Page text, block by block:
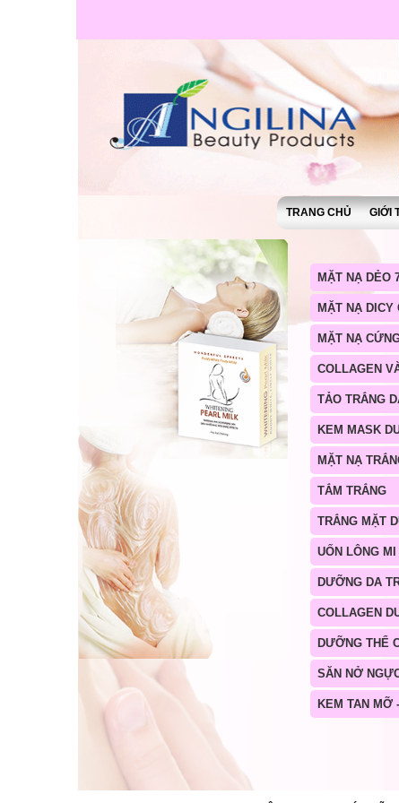
TRANG CHỦ GIỚI
MẶT NẠ DẺO
MẶT NẠ DICY
MẶT NẠ
COLLAGEN
TẢO TRẮNG
KEM MASK
MẶT NẠ
TẮM TRẮNG
TRẮNG MẶT
UỐN LÔNG MI
DƯỠNG DA
COLLAGEN
DƯỠNG THỂ
SĂN NỞ
KEM TAN MỠ